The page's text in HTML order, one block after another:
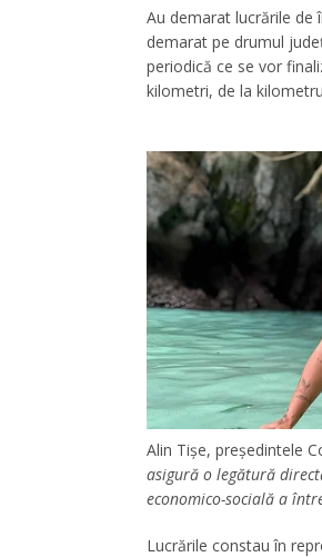
Au demarat lucrările de
demarat pe drumul
periodică ce se vor
kilometri, de la
Alin Tișe, președintele
asigură o legătură
economico-socială a
Lucrările constau în